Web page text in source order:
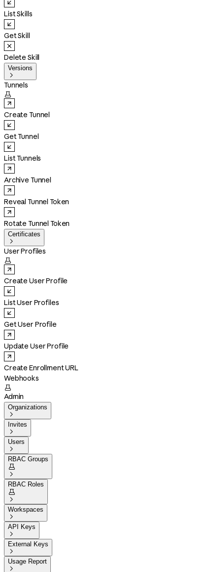
List Skills
Get Skill
Delete Skill
Versions

Tunnels

Create Tunnel
Get Tunnel
List Tunnels
Archive Tunnel
Reveal Tunnel Token
Rotate Tunnel Token
Certificates

User Profiles

Create User Profile
List User Profiles
Get User Profile
Update User Profile
Create Enrollment URL
Webhooks

Admin
Organizations

Invites

Users

RBAC Groups


RBAC Roles


Workspaces

API Keys

External Keys

Usage Report
